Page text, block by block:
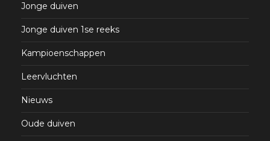
Jonge duiven
Jonge duiven 1se reeks
Kampioenschappen
Leervluchten
Nieuws
Oude duiven